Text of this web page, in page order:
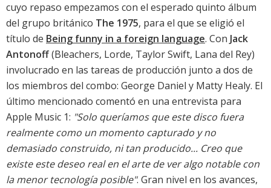
cuyo repaso empezamos con el esperado quinto álbum
del grupo británico The 1975, para el que se eligió el
título de Being funny in a foreign language. Con Jack
Antonoff(Bleachers, Lorde, Taylor Swift, Lana del Rey)
involucrado en las tareas de producción junto a dos de
los miembros del combo: George Daniel y Matty Healy. El
último mencionado comentó en una entrevista para
Apple Music 1: "Solo queríamos que este disco fuera
realmente como un momento capturado y no
demasiado construido, ni tan producido... Creo que
existe este deseo real en el arte de ver algo notable con
la menor tecnología posible". Gran nivel en los avances,